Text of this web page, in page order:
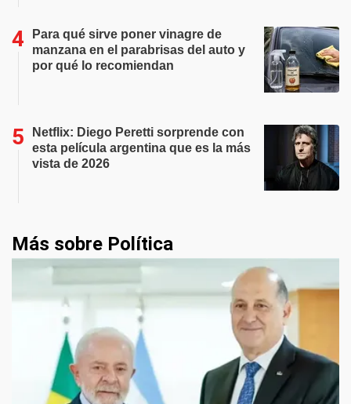
Para qué sirve poner vinagre de
manzana en el parabrisas del auto y
por qué lo recomiendan
Netflix: Diego Peretti sorprende con
esta película argentina que es la más
vista de 2026
Más sobre Política